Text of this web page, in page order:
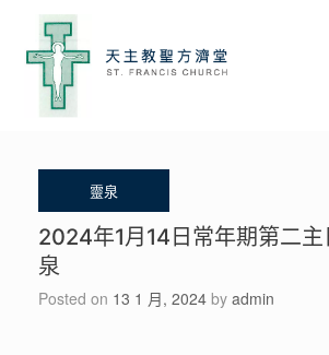
content
2024年1月14日常年期第二
泉
Posted on 13 1 月, 2024 by admin